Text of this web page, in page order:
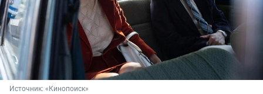
Источник: «Кинопоиск»